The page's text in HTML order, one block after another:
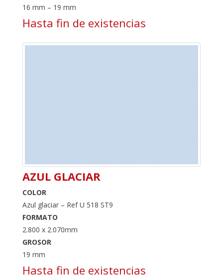
16 mm – 19 mm
Hasta fin de existencias
AZUL GLACIAR
COLOR
Azul glaciar – Ref U 518 ST9
FORMATO
2.800 x 2.070mm
GROSOR
19 mm
Hasta fin de existencias